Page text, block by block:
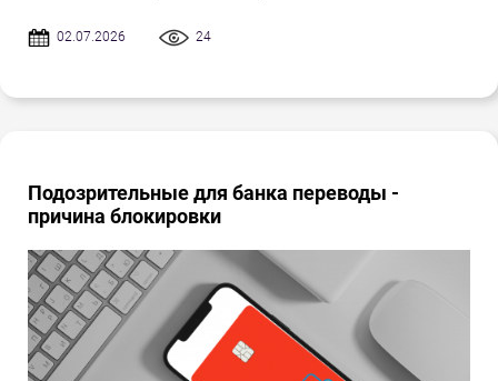
02.07.2026 24
Подозрительные для банка переводы -
причина блокировки